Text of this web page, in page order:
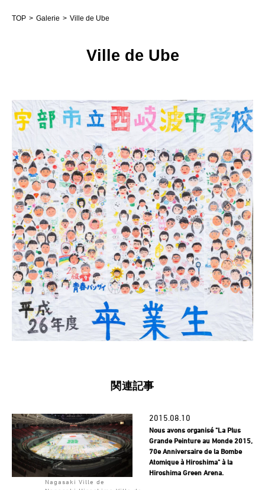
TOP Galerie Ville de Ube
Ville de Ube
関連記事
2015.08.10
Nous avons organisé "La Plus
Grande Peinture au Monde 2015,
70e Anniversaire de la Bombe
Atomique à Hiroshima" à la
Hiroshima Green Arena.
Nagasaki Ville de